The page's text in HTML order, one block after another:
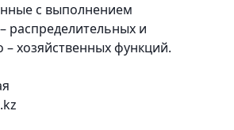
с выполнением
распределительных и
хозяйственных функций.